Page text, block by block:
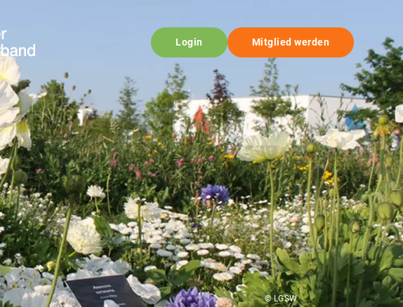
Login Mitglied werden
© LGSW